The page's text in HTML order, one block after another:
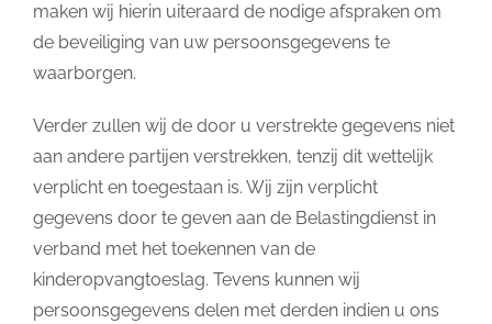
maken wij hierin uiteraard de nodige afspraken om
de beveiliging van uw persoonsgegevens te
waarborgen.
Verder zullen wij de door u verstrekte gegevens niet
aan andere partijen verstrekken, tenzij dit wettelijk
verplicht en toegestaan is. Wij zijn verplicht
gegevens door te geven aan de Belastingdienst in
verband met het toekennen van de
kinderopvangtoeslag. Tevens kunnen wij
persoonsgegevens delen met derden indien u ons